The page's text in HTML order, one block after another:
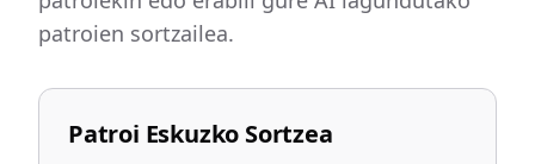
patroien sortzailea.
Patroi Eskuzko Sortzea